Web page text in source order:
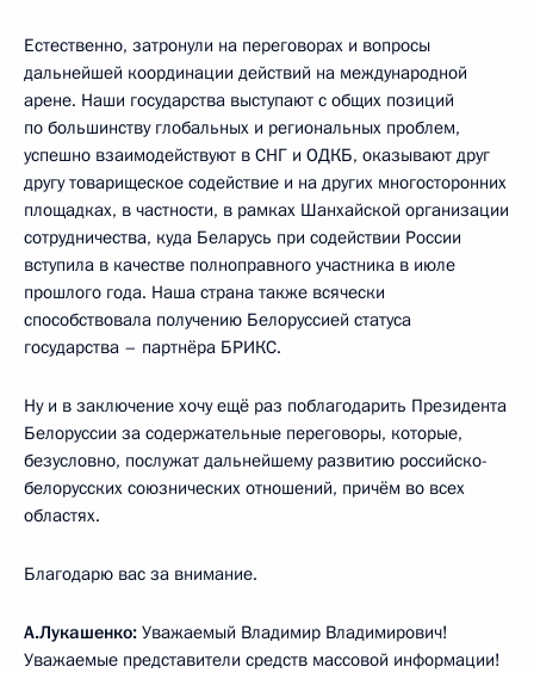
Естественно, затронули на переговорах и вопросы
дальнейшей координации действий на международной
арене. Наши государства выступают с общих позиций
по большинству глобальных и региональных проблем,
успешно взаимодействуют в СНГ и ОДКБ, оказывают друг
другу товарищеское содействие и на других многосторонних
площадках, в частности, в рамках Шанхайской организации
сотрудничества, куда Беларусь при содействии России
вступила в качестве полноправного участника в июле
прошлого года. Наша страна также всячески
способствовала получению Белоруссией статуса
государства – партнёра БРИКС.
Ну и в заключение хочу ещё раз поблагодарить Президента
Белоруссии за содержательные переговоры, которые,
безусловно, послужат дальнейшему развитию российско-
белорусских союзнических отношений, причём во всех
областях.
Благодарю вас за внимание.
А.Лукашенко: Уважаемый Владимир Владимирович!
Уважаемые представители средств массовой информации!